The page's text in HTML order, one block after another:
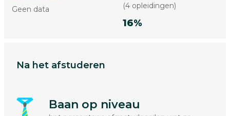
Geen data
(4 opleidingen)
16%
Na het afstuderen
Baan op niveau